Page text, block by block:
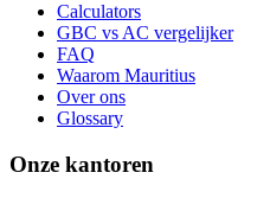
Calculators
GBC vs AC vergelijker
FAQ
Waarom Mauritius
Over ons
Glossary
Onze kantoren